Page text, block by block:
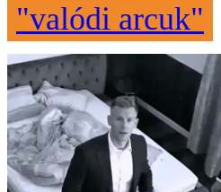
"valódi arcuk"